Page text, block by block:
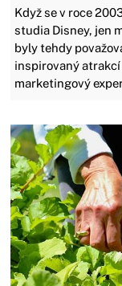
Když se v roce
studia Disney, jen
byly tehdy
inspirovaný atrakcí
marketingový